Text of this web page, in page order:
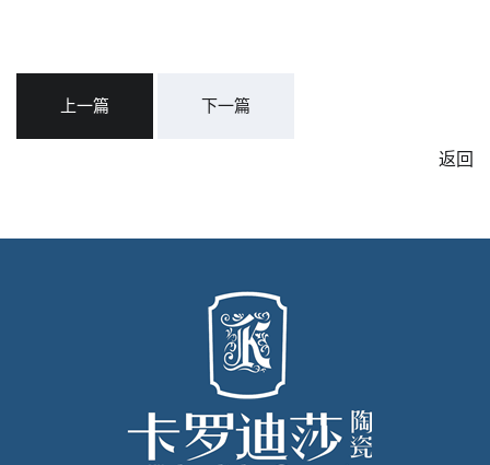
上一篇 下一篇
返回